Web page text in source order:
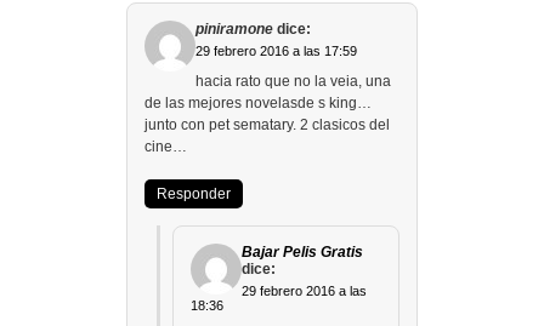
piniramone dice:
29 febrero 2016 a las 17:59
hacia rato que no la veia, una
de las mejores novelasde s king…
junto con pet sematary. 2 clasicos del
cine…
Responder
Bajar Pelis Gratis
dice:
29 febrero 2016 a las
18:36